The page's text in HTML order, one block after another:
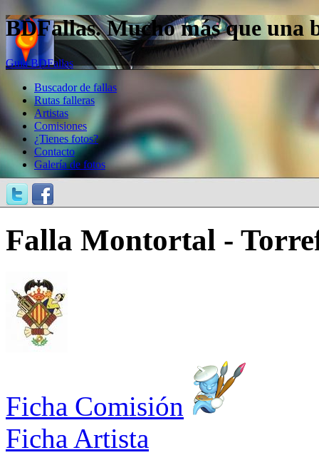
BDFallas. Mucho más que una
Guía BDFallas
Buscador de fallas
Rutas falleras
Artistas
Comisiones
¿Tienes fotos?
Contacto
Galería de fotos
Falla Montortal -
Ficha Comisión
Ficha Artista